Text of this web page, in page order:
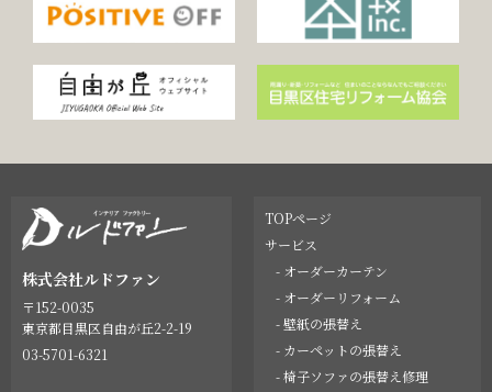
株式会社ルドファン
〒152-0035
東京都目黒区自由が丘2-2-19
03-5701-6321
TOPページ
サービス
- オーダーカーテン
- オーダーリフォーム
- 壁紙の張替え
- カーペットの張替え
- 椅子ソファの張替え修理